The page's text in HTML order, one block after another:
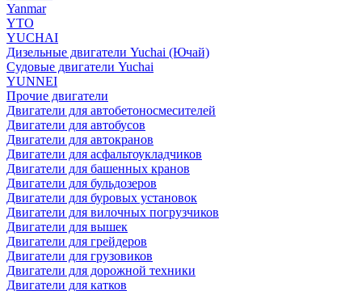
Yanmar
YTO
YUCHAI
Дизельные двигатели Yuchai (Ючай)
Судовые двигатели Yuchai
YUNNEI
Прочие двигатели
Двигатели для автобетоносмесителей
Двигатели для автобусов
Двигатели для автокранов
Двигатели для асфальтоукладчиков
Двигатели для башенных кранов
Двигатели для бульдозеров
Двигатели для буровых установок
Двигатели для вилочных погрузчиков
Двигатели для вышек
Двигатели для грейдеров
Двигатели для грузовиков
Двигатели для дорожной техники
Двигатели для катков